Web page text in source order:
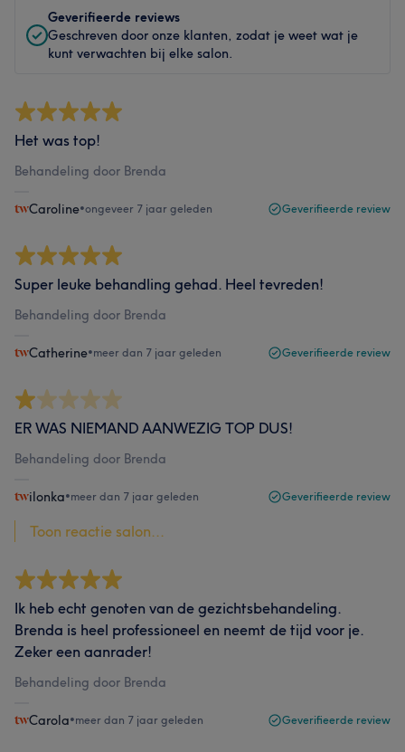
Geverifieerde reviews
Geschreven door onze klanten, zodat je weet wat je
kunt verwachten bij elke salon.
Het was top!
Behandeling door Brenda
Caroline•ongeveer 7 jaar geleden Geverifieerde review
Super leuke behandling gehad. Heel tevreden!
Behandeling door Brenda
Catherine•meer dan 7 jaar geleden Geverifieerde review
ER WAS NIEMAND AANWEZIG TOP DUS!
Behandeling door Brenda
ilonka•meer dan 7 jaar geleden Geverifieerde review
Toon reactie salon...
Ik heb echt genoten van de gezichtsbehandeling.
Brenda is heel professioneel en neemt de tijd voor je.
Zeker een aanrader!
Behandeling door Brenda
Carola•meer dan 7 jaar geleden Geverifieerde review